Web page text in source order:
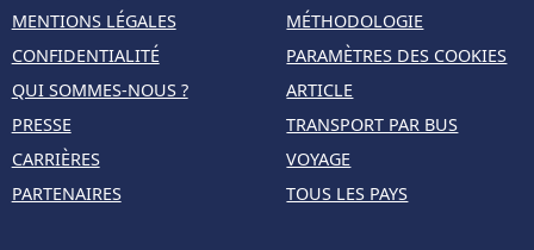
MENTIONS LÉGALES
CONFIDENTIALITÉ
QUI SOMMES-NOUS ?
PRESSE
CARRIÈRES
PARTENAIRES
MÉTHODOLOGIE
PARAMÈTRES DES COOKIES
ARTICLE
TRANSPORT PAR BUS
VOYAGE
TOUS LES PAYS